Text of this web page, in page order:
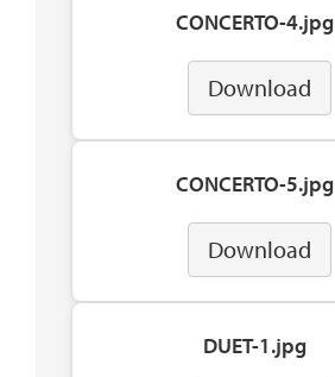
CONCERTO-4.jpg
Download
CONCERTO-5.jpg
Download
DUET-1.jpg